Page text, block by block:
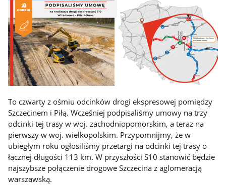
To czwarty z ośmiu odcinków drogi ekspresowej pomiędzy
Szczecinem i Piłą. Wcześniej podpisaliśmy umowy na trzy
odcinki tej trasy w woj. zachodniopomorskim, a teraz na
pierwszy w woj. wielkopolskim. Przypomnijmy, że w
ubiegłym roku ogłosiliśmy przetargi na odcinki tej trasy o
łącznej długości 113 km. W przyszłości S10 stanowić będzie
najszybsze połączenie drogowe Szczecina z aglomeracją
warszawską.